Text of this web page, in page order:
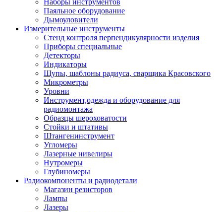
Наборы инструментов
Паяльное оборудование
Дымоуловители
Измерительные инструменты
Стенд контроля перпендикулярности изделия
Приборы специальные
Детекторы
Индикаторы
Щупы, шаблоны радиуса, сварщика Красовского
Микрометры
Уровни
Инструмент,одежда и оборудование для
радиомонтажа
Образцы шероховатости
Стойки и штативы
Штангенинструмент
Угломеры
Лазерные нивелиры
Нутромеры
Глубиномеры
Радиокомпоненты и радиодетали
Магазин резисторов
Лампы
Лазеры